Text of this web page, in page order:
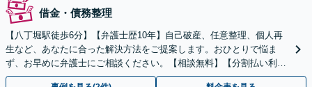
借金・債務整理
【八丁堀駅徒歩6分】【弁護士歴10年】自己破産、任意整理、個人再
生など、あなたに合った解決方法をご提案します。おひとりで悩ま
ず、お早めに弁護士にご相談ください。【相談無料】【分割払い利用
可】